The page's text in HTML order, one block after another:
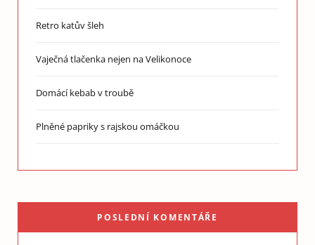
Retro katův šleh
Vaječná tlačenka nejen na Velikonoce
Domácí kebab v troubě
Plněné papriky s rajskou omáčkou
POSLEDNÍ KOMENTÁŘE